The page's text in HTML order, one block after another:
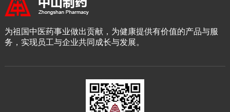
为祖国中医药事业做出贡献，为健康提供有价值的产品与服
务，实现员工与企业共同成长与发展。